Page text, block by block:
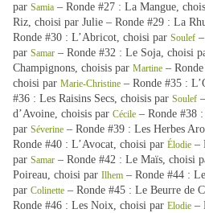
par Samia – Ronde #27 : La Mangue,
Riz, choisi par Julie – Ronde #29 : La
Ronde #30 : L’Abricot, choisi par Soulef
par Samar – Ronde #32 : Le Soja, choisi
Champignons, choisis par Martine –
choisi par Marie-Christine – Ronde #35 :
#36 : Les Raisins Secs, choisis par Soulef
d’Avoine, choisis par Cécile – Ronde #38
par Séverine – Ronde #39 : Les Herbes
Ronde #40 : L’Avocat, choisi par Élodie –
par Samar – Ronde #42 : Le Maïs, choisi
Poireau, choisi par Ilhem – Ronde #44 :
par Colinette – Ronde #45 : Le Beurre de
Ronde #46 : Les Noix, choisi par Elodie –